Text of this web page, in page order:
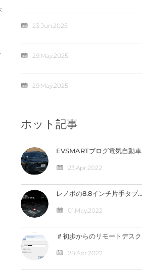
23.Jun.2025
29.May.2025
29.May.2025
ホット記事
EVSMARTブログ電気自動車
るトヨタの電気自動車
『BZ4X』／バッテリー残量
記事 最近の投稿 カテゴリー
23.Apr.2022
レノボの8.8インチ片手タブ
ック公開！【価格は4万円台
01.May.2022
＃初歩からのリモートデスク
ソコンへ接続（IPV4）編
28.Apr.2022